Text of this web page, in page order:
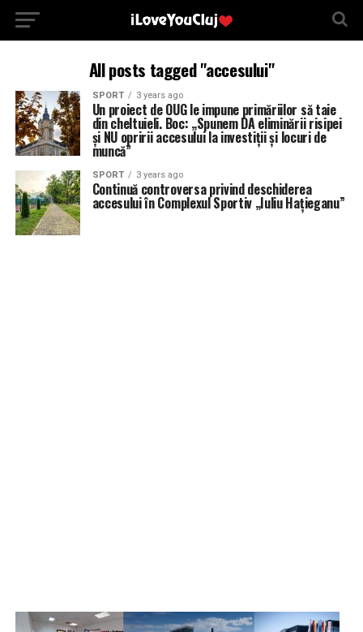
All posts tagged "accesului"
SPORT 3 years ago
Un proiect de OUG le impune primăriilor să taie
din cheltuieli. Boc: „Spunem DA eliminării risipei
și NU opririi accesului la investiții și locuri de
muncă”
SPORT 3 years ago
Continuă controversa privind deschiderea
accesului în Complexul Sportiv „Iuliu Hațieganu”